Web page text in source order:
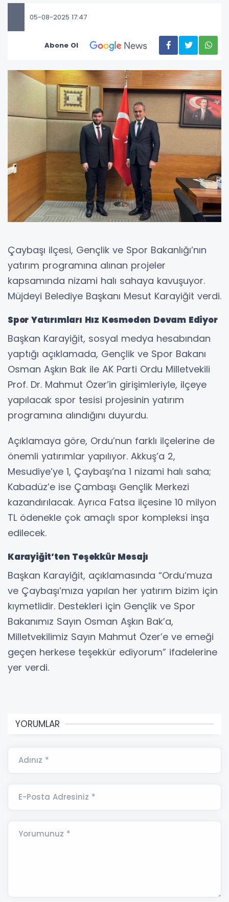
05-08-2025 17:47
Abone Ol
Çaybaşı ilçesi, Gençlik ve Spor Bakanlığı’nın
yatırım programına alınan projeler
kapsamında nizami halı sahaya kavuşuyor.
Müjdeyi Belediye Başkanı Mesut Karayiğit verdi.
Spor Yatırımları Hız Kesmeden Devam Ediyor
Başkan Karayiğit, sosyal medya hesabından
yaptığı açıklamada, Gençlik ve Spor Bakanı
Osman Aşkın Bak ile AK Parti Ordu Milletvekili
Prof. Dr. Mahmut Özer’in girişimleriyle, ilçeye
yapılacak spor tesisi projesinin yatırım
programına alındığını duyurdu.
Açıklamaya göre, Ordu’nun farklı ilçelerine de
önemli yatırımlar yapılıyor. Akkuş’a 2,
Mesudiye’ye 1, Çaybaşı’na 1 nizami halı saha;
Kabadüz’e ise Çambaşı Gençlik Merkezi
kazandırılacak. Ayrıca Fatsa ilçesine 10 milyon
TL ödenekle çok amaçlı spor kompleksi inşa
edilecek.
Karayiğit’ten Teşekkür Mesajı
Başkan Karayiğit, açıklamasında “Ordu’muza
ve Çaybaşı’mıza yapılan her yatırım bizim için
kıymetlidir. Destekleri için Gençlik ve Spor
Bakanımız Sayın Osman Aşkın Bak’a,
Milletvekilimiz Sayın Mahmut Özer’e ve emeği
geçen herkese teşekkür ediyorum” ifadelerine
yer verdi.
YORUMLAR
Adınız *
E-Posta Adresiniz *
Yorumunuz *